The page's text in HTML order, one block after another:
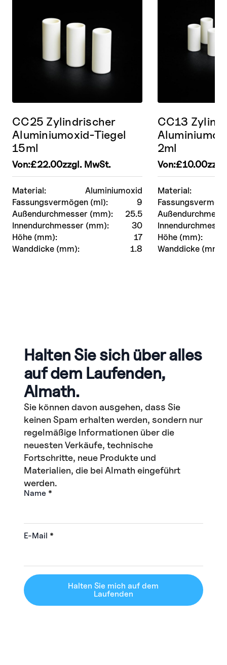
Material:
Aluminiumoxid
Fassungsvermögen (ml):
9
Außendurchmesser (mm):
25.5
Innendurchmesser (mm):
30
Höhe (mm):
17
Wanddicke (mm):
1.8
CC25 Zylindrischer
Aluminiumoxid-Tiegel
15ml
Von:£22.00zzgl. MwSt.
Material:
Höhe (mm):
Wanddicke (mm):
CC13
2ml
Von:£10.00
Halten Sie sich über alles
auf dem Laufenden,
Almath.
Sie können davon ausgehen, dass Sie
keinen Spam erhalten werden, sondern nur
regelmäßige Informationen über die
neuesten Verkäufe, technische
Fortschritte, neue Produkte und
Materialien, die bei Almath eingeführt
werden.
Name *
E-Mail *
Halten Sie mich auf dem
Laufenden